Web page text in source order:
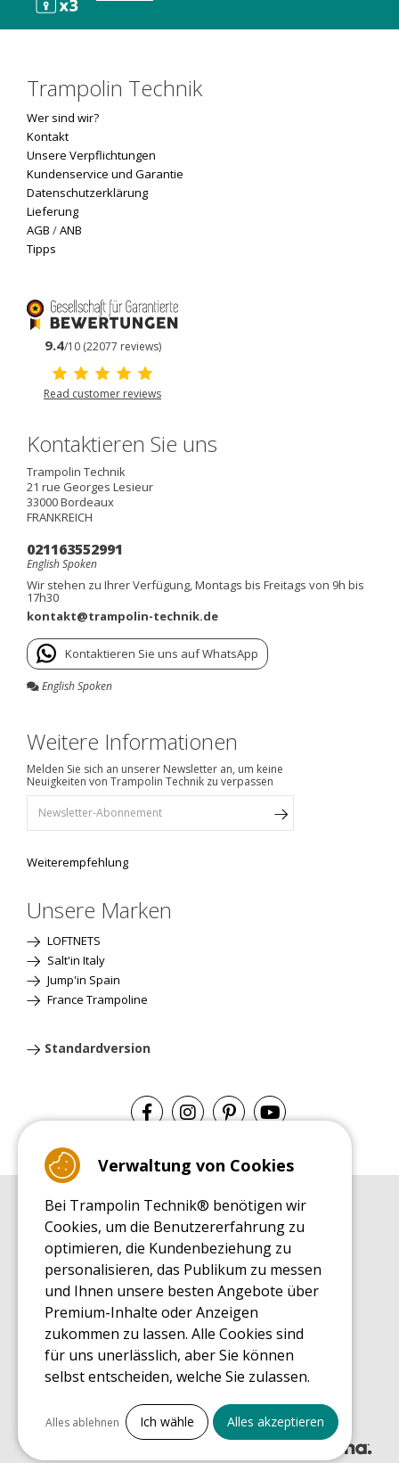
Trampolin Technik
Wer sind wir?
Kontakt
Unsere Verpflichtungen
Kundenservice und Garantie
Datenschutzerklärung
Lieferung
AGB /ANB
Tipps
9.4/10 (22077 reviews)
Read customer reviews
Kontaktieren Sie uns
Trampolin Technik
21 rue Georges Lesieur
33000Bordeaux
FRANKREICH
021163552991
English Spoken
Wir stehen zu Ihrer Verfügung, Montags bis Freitags von 9h bis
17h30
kontakt@trampolin-technik.de
Kontaktieren Sie uns auf WhatsApp
English Spoken
Weitere Informationen
Melden Sie sich an unserer Newsletter an, um keine
Neuigkeiten von Trampolin Technik zu verpassen
Weiterempfehlung
Unsere Marken
LOFTNETS
Salt'in Italy
Jump'in Spain
France Trampoline
Standardversion
EINKAUFSRATGEBER
Einkaufsratgeber
MONTAGE RATGEBER
Montagehinweise für ein Freizeit Trampolin
PFLEGERATGEBER
Pflegeratgeber für Ihr Freizeit Trampolin
ENDECKUNGSTOUR
Was Sie über Freizeit Trampoline wissen sollten
EINKAUFSRATGEBER FÜR ERSATZTEILE
Verwaltung von Cookies
Bei Trampolin Technik® benötigen wir
Cookies, um die Benutzererfahrung zu
optimieren, die Kundenbeziehung zu
personalisieren, das Publikum zu messen
und Ihnen unsere besten Angebote über
Premium-Inhalte oder Anzeigen
zukommen zu lassen. Alle Cookies sind
für uns unerlässlich, aber Sie können
selbst entscheiden, welche Sie zulassen.
Alles ankreuzen
Notwendige Cookies
Alles ablehnen Ich wähle Alles akzeptieren